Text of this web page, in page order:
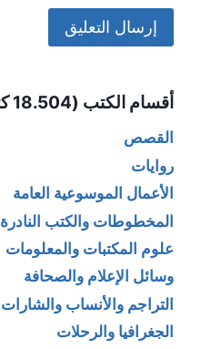
أقسام الكتب (18.504 كتاب)
القصص
روايات
الأعمال الموسوعية العامة
المخطوطات والكتب النادرة
علوم المكتبات والمعلومات
وسائل الإعلام والصحافة
التراجم والأنساب والشارات
الجغرافيا والرحلات